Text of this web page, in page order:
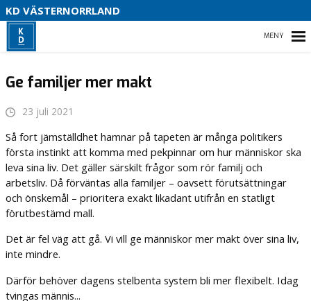
KD VÄSTERNORRLAND
VÅR POLITIK
PARTIDISTRIKTET
ENGAGERA DIG
Ge familjer mer makt
23 juli 2021
Så fort jämställdhet hamnar på tapeten är många politikers
första instinkt att komma med pekpinnar om hur människor ska
leva sina liv. Det gäller särskilt frågor som rör familj och
arbetsliv. Då förväntas alla familjer – oavsett förutsättningar
och önskemål – prioritera exakt likadant utifrån en statligt
förutbestämd mall.
Det är fel väg att gå. Vi vill ge människor mer makt över sina liv,
inte mindre.
Därför behöver dagens stelbenta system bli mer flexibelt. Idag
tvingas männis...